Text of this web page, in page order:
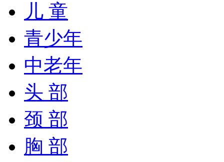
儿 童
青少年
中老年
头 部
颈 部
胸 部